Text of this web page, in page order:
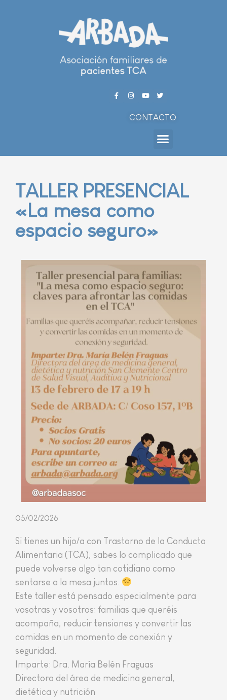
CONTACTO
TALLER PRESENCIAL
«La mesa como
espacio seguro»
05/02/2026
Si tienes un hijo/a con Trastorno de la Conducta
Alimentaria (TCA), sabes lo complicado que
puede volverse algo tan cotidiano como
sentarse a la mesa juntos.
Este taller está pensado especialmente para
vosotras y vosotros: familias que queréis
acompaña, reducir tensiones y convertir las
comidas en un momento de conexión y
seguridad.
Imparte: Dra. María Belén Fraguas
Directora del área de medicina general,
dietética y nutrición